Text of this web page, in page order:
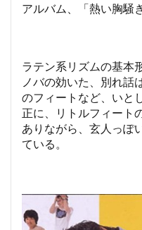
アルバム、「熱い胸騒
ラテン系リズムの基本
ノバの効いた、別れ話
のフィートなど、いと
正に、リトルフィート
ありながら、玄人っぽ
ている。